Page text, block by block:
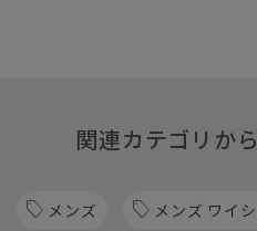
関連カテゴリか
メンズ メンズ ワイ